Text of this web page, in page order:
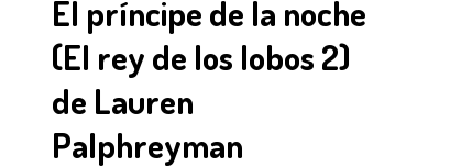
El príncipe de la noche
(El rey de los lobos 2)
de Lauren
Palphreyman